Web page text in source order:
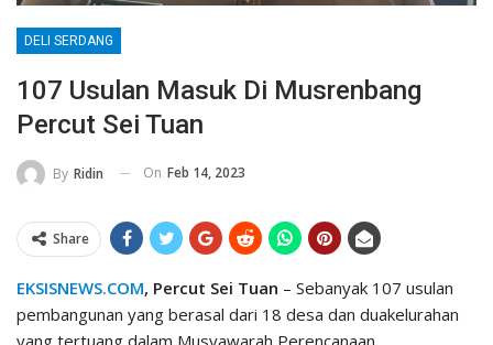
DELI SERDANG
107 Usulan Masuk Di Musrenbang
Percut Sei Tuan
By Ridin On Feb 14, 2023
Share
EKSISNEWS.COM, Percut Sei Tuan – Sebanyak 107 usulan
pembangunan yang berasal dari 18 desa dan duakelurahan
yang tertuang dalam Musyawarah Perencanaan